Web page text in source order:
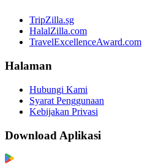
TripZilla.sg
HalalZilla.com
TravelExcellenceAward.com
Halaman
Hubungi Kami
Syarat Penggunaan
Kebijakan Privasi
Download Aplikasi